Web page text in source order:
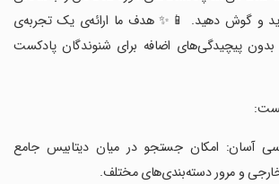
و گوش دهید. 📱✨ هدف ما ارائه‌ی یک تجربه‌ی
بدون پیچیدگی‌های اضافه برای شنوندگان پادکست
آسان: امکان جستجو در میان دیتابیس جامع
و مرور دسته‌بندی‌های مختلف.